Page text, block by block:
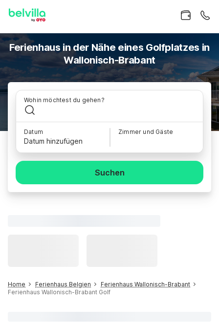
Ferienhaus in der Nähe eines Golfplatzes in
Wallonisch-Brabant
Wohin möchtest du gehen?
Datum
Datum hinzufügen
Zimmer und Gäste
Suchen
Home Ferienhaus Belgien
Ferienhaus Wallonisch-Brabant
Ferienhaus Wallonisch-Brabant Golf